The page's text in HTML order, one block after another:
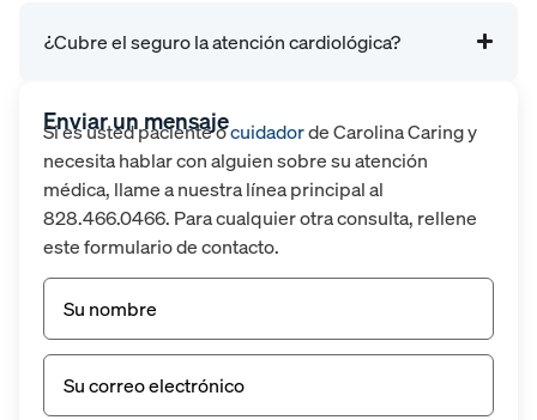
Enviar un mensaje
Si es usted paciente ocuidadorde Carolina Caring y
necesita hablar con alguien sobre su atención
médica, llame a nuestra línea principal al
828.466.0466. Para cualquier otra consulta, rellene
este formulario de contacto.
Nombre(Obligatorio)
Correo
electrónico(Obligatorio)
¿Cubre el seguro la atención cardiológica?